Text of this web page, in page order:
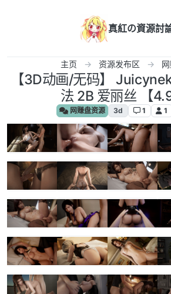
真紅の資源討
主页 资源发布区
【3D动画/无码】
法 2B 爱丽丝 【
网赚盘资源 3d 1 1